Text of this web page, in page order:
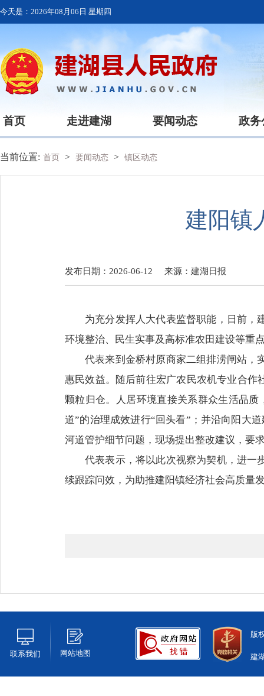
今天是： 2026年08月06日 星期四
首页 走进建湖 要闻动态 政务
当前位置: 首页 > 要闻动态 > 镇区动态
建阳镇
发布日期：2026-06-12 来源： 建湖日报
为充分发挥人大代表监督职能，日前，
环境整治、民生实事及高标准农田建设等重
代表来到金桥村原商家二组排涝闸站，
惠民效益。随后前往宏广农民农机专业合作
颗粒归仓。人居环境直接关系群众生活品
道”的治理成效进行“回头看”；并沿向阳大
河道管护细节问题，现场提出整改建议，要
代表表示，将以此次视察为契机，进一
续跟踪问效，为助推建阳镇经济社会高质量
联系我们 网站地图
版
建